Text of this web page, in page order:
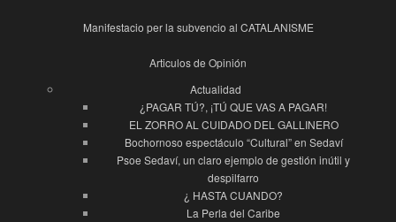
Manifestacio per la subvencio al CATALANISME
Articulos de Opinión
Actualidad
¿PAGAR TÚ?, ¡TÚ QUE VAS A PAGAR!
EL ZORRO AL CUIDADO DEL GALLINERO
Bochornoso espectáculo “Cultural” en Sedaví
Psoe Sedaví, un claro ejemplo de gestión inútil y
despilfarro
¿ HASTA CUANDO?
La Perla del Caribe